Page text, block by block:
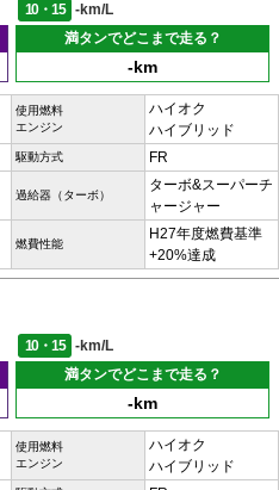
10・15
-km/L
満タンでどこまで走る？
-km
使用燃料
エンジン
ハイオク
ハイブリッド
駆動方式 FR
過給器（ターボ）
ターボ&スーパーチ
ャージャー
燃費性能
H27年度燃費基準
+20%達成
10・15
-km/L
満タンでどこまで走る？
-km
使用燃料
エンジン
ハイオク
ハイブリッド